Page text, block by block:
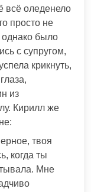
всё оледенело
просто не
было
с супругом,
крикнуть,
из
Кирилл же
твоя
когда ты
Мне